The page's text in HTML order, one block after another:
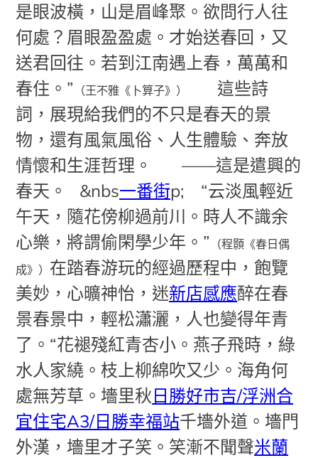
是眼波橫，山是眉峰聚。欲問行人往
何處？眉眼盈盈處。才始送春回，又
送君回往。若到江南遇上春，萬萬和
春住。”
（王不雅《卜算子》）
這些詩
詞，展現給我們的不只是春天的景
物，還有風氣風俗、人生體驗、奔放
情懷和生涯哲理。
——這是遣興的
春天。
&nbs一番街p; “云淡風輕近
午天，隨花傍柳過前川。時人不識余
心樂，將謂偷閑學少年。”
（程顥《春日偶
成》） 在踏春游玩的經過歷程中，飽覽
美妙，心曠神怡，迷新店感應醉在春
景春景中，輕松瀟灑，人也變得年青
了。“花褪殘紅青杏小。燕子飛時，綠
水人家繞。枝上柳綿吹又少。海角何
處無芳草。墻里秋日勝好市吉/浮洲合
宜住宅A3/日勝幸福站千墻外道。墻門
外漢，墻里才子笑。笑漸不聞聲米蘭